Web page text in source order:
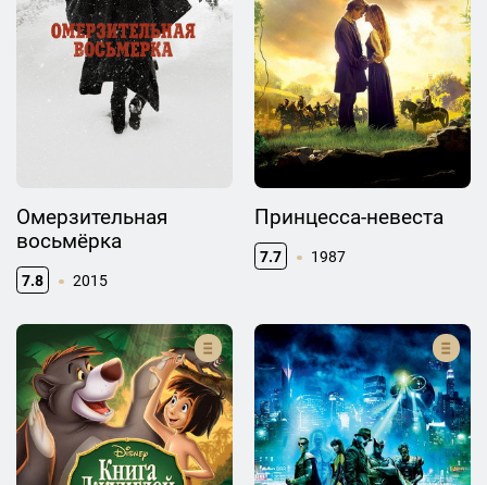
Омерзительная
восьмёрка
7.8 2015
Принцесса-невеста
7.7 1987